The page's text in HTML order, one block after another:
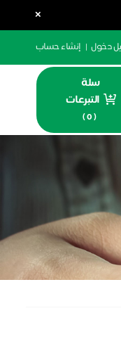
×
دخول | إنشاء حساب
سلة
التبرعات
(
0
)